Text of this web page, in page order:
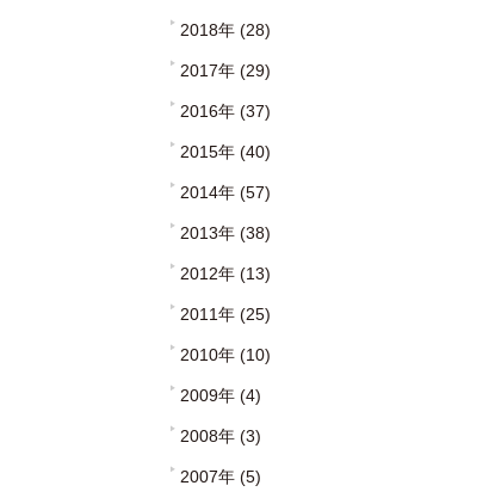
2018年 (28)
2017年 (29)
2016年 (37)
2015年 (40)
2014年 (57)
2013年 (38)
2012年 (13)
2011年 (25)
2010年 (10)
2009年 (4)
2008年 (3)
2007年 (5)